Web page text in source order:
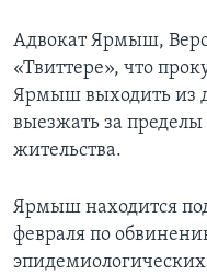
Адвокат Ярмыш,
«Твиттере», что
Ярмыш выходить из
выезжать за
жительства.
Ярмыш находится
февраля по